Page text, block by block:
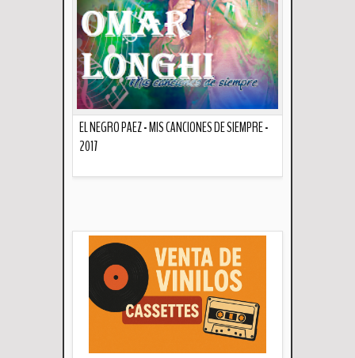
EL NEGRO PAEZ - MIS CANCIONES DE SIEMPRE -
2017